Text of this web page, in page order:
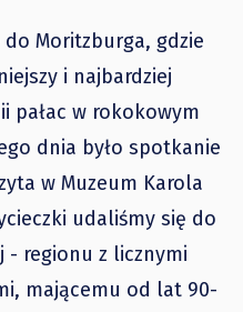
Moritzburga, gdzie
i najbardziej
pałac w rokokowym
dnia było spotkanie
w Muzeum Karola
udaliśmy się do
- regionu z licznymi
mającemu od lat 90-